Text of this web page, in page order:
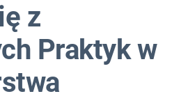
z
Praktyk w